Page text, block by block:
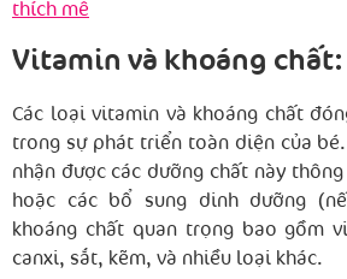
thích mê
Vitamin và khoáng chất:
Các loại vitamin và khoáng chất
trong sự phát triển toàn diện của
nhận được các dưỡng chất này
hoặc các bổ sung dinh dưỡng
khoáng chất quan trọng bao gồm
canxi, sắt, kẽm, và nhiều loại khác.